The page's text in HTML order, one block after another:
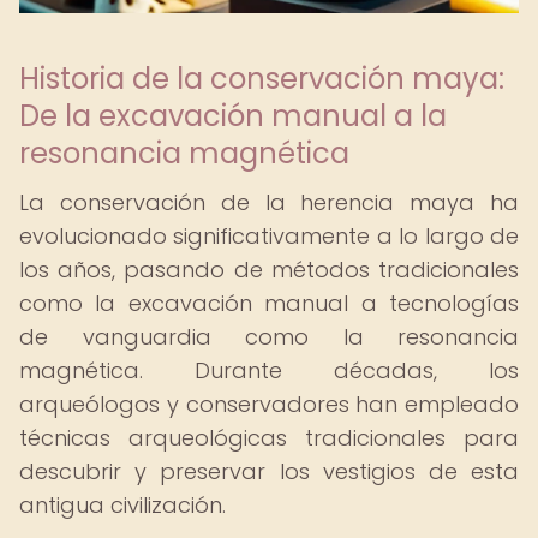
Historia de la conservación maya:
De la excavación manual a la
resonancia magnética
La conservación de la herencia maya ha
evolucionado significativamente a lo largo de
los años, pasando de métodos tradicionales
como la excavación manual a tecnologías
de vanguardia como la resonancia
magnética. Durante décadas, los
arqueólogos y conservadores han empleado
técnicas arqueológicas tradicionales para
descubrir y preservar los vestigios de esta
antigua civilización.